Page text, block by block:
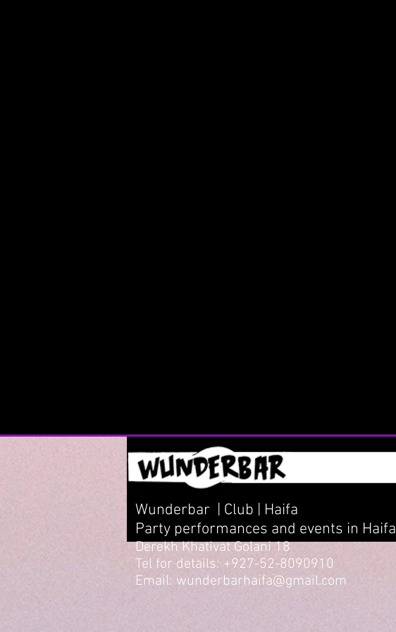
Wunderbar | Club | Haifa
Party performances and events in Haifa
Derekh Khativat Golani 18
Tel for details: +927-52-8090910
Email: wunderbarhaifa@gmail.com